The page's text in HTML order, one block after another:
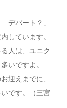
デパート？」
しています。
人は、ユニク
いですよ。
迎えまでに、
です。（三宮